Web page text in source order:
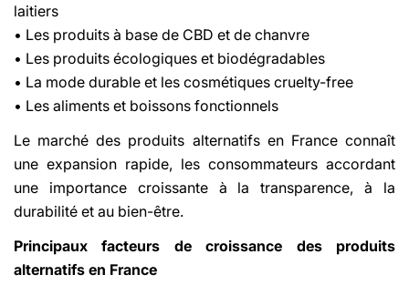
laitiers
• Les produits à base de CBD et de chanvre
• Les produits écologiques et biodégradables
• La mode durable et les cosmétiques cruelty-free
• Les aliments et boissons fonctionnels
Le marché des produits alternatifs en France connaît
une expansion rapide, les consommateurs accordant
une importance croissante à la transparence, à la
durabilité et au bien-être.
Principaux facteurs de croissance des produits
alternatifs en France